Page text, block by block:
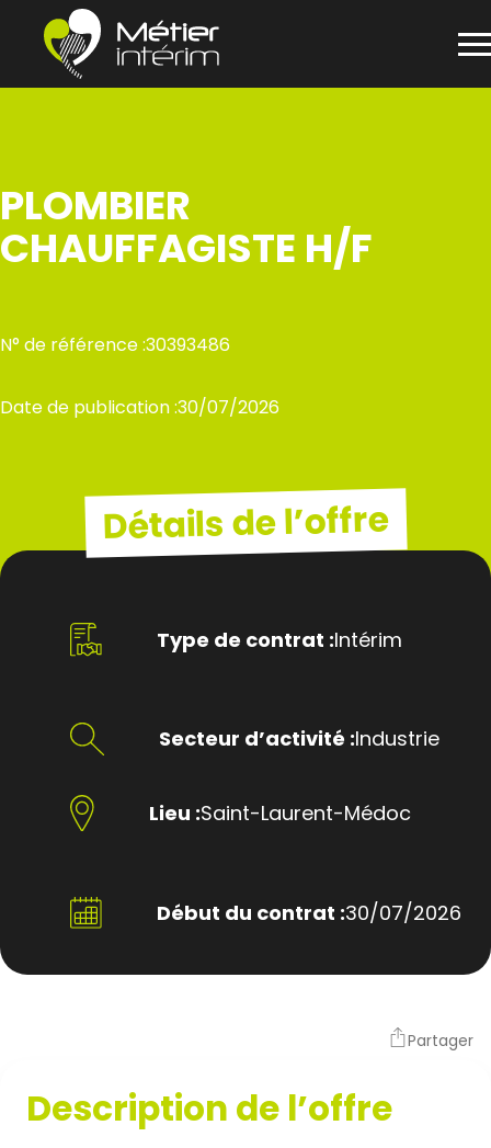
PLOMBIER
CHAUFFAGISTE H/F
N° de référence :30393486
Date de publication :30/07/2026
Détails de l’offre
Type de contrat :Intérim
Secteur d’activité :Industrie
Lieu :Saint-Laurent-Médoc
Début du contrat :30/07/2026
Partager
Description de l’offre
Panneau de gestion des cookies